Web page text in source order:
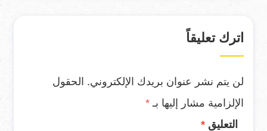
اترك تعليقاً
لن يتم نشر عنوان بريدك الإلكتروني. الحقول
الإلزامية مشار إليها بـ *
التعليق *